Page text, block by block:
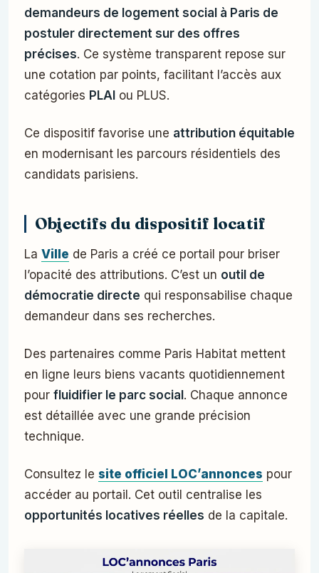
demandeurs de logement social à Paris de
postuler directement sur des offres
précises. Ce système transparent repose sur
une cotation par points, facilitant l’accès aux
catégories PLAI ou PLUS.
Ce dispositif favorise une attribution équitable
en modernisant les parcours résidentiels des
candidats parisiens.
Objectifs du dispositif locatif
La Ville de Paris a créé ce portail pour briser
l’opacité des attributions. C’est un outil de
démocratie directe qui responsabilise chaque
demandeur dans ses recherches.
Des partenaires comme Paris Habitat mettent
en ligne leurs biens vacants quotidiennement
pour fluidifier le parc social . Chaque annonce
est détaillée avec une grande précision
technique.
Consultez le site officiel LOC’annonces pour
accéder au portail. Cet outil centralise les
opportunités locatives réelles de la capitale.